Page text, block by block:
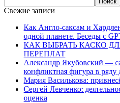
Свежие записи
Как Англо-саксам и
одной планете. Беседы с
КАК ВЫБРАТЬ КАСКО
ПЕРЕПЛАТ
Александр Якубовский —
конфликтная фигура в ряду
Мария Василькова:
Сергей Левченко:
оценка